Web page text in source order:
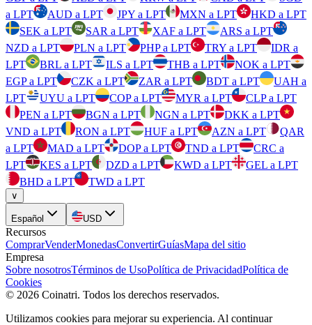
a LPT
AUD a LPT JPY a LPT MXN a LPT
HKD a LPT
SEK a LPT
SAR a LPT XAF a LPT
ARS a LPT
NZD a LPT
PLN a LPT PHP a LPT TRY a LPT
IDR a
LPT
BRL a LPT ILS a LPT THB a LPT
NOK a LPT
EGP a LPT
CZK a LPT ZAR a LPT BDT a LPT
UAH a
LPT
UYU a LPT COP a LPT MYR a LPT
CLP a LPT
PEN a LPT
BGN a LPT NGN a LPT
DKK a LPT
VND a LPT
RON a LPT HUF a LPT AZN a LPT
QAR
a LPT
MAD a LPT DOP a LPT TND a LPT
CRC a
LPT
KES a LPT DZD a LPT KWD a LPT
GEL a LPT
BHD a LPT
TWD a LPT
∨
Español USD
Recursos
ComprarVenderMonedasConvertirGuíasMapa del sitio
Empresa
Sobre nosotrosTérminos de UsoPolítica de PrivacidadPolítica de
Cookies
© 2026 Coinatri. Todos los derechos reservados.
Utilizamos cookies para mejorar su experiencia. Al continuar